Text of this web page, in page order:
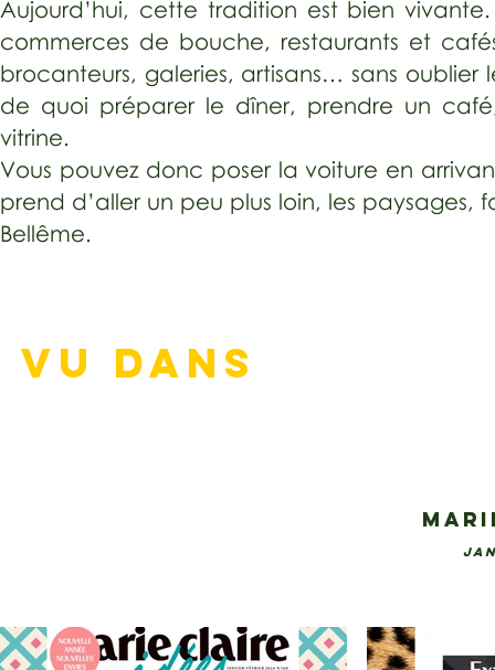
Aujourd’hui, cette tradition est bien
commerces de bouche, restaurants et
brocanteurs, galeries, artisans… sans
de quoi préparer le dîner, prendre un
vitrine.
Vous pouvez donc poser la voiture en
prend d’aller un peu plus loin, les
Bellême.
VU DANS